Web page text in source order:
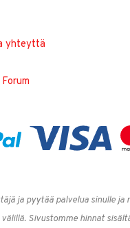
yhteyttä
Forum
ja pyytää palvelua sinulle
Sivustomme hinnat